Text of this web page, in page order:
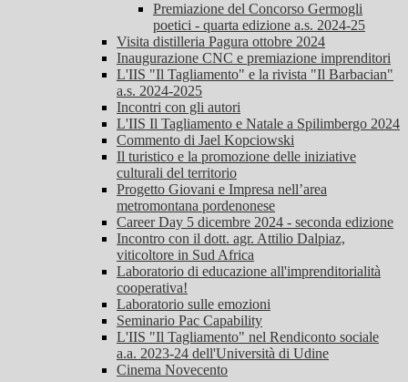
Premiazione del Concorso Germogli
poetici - quarta edizione a.s. 2024-25
Visita distilleria Pagura ottobre 2024
Inaugurazione CNC e premiazione imprenditori
L'IIS "Il Tagliamento" e la rivista "Il Barbacian"
a.s. 2024-2025
Incontri con gli autori
L'IIS Il Tagliamento e Natale a Spilimbergo 2024
Commento di Jael Kopciowski
Il turistico e la promozione delle iniziative
culturali del territorio
Progetto Giovani e Impresa nell’area
metromontana pordenonese
Career Day 5 dicembre 2024 - seconda edizione
Incontro con il dott. agr. Attilio Dalpiaz,
viticoltore in Sud Africa
Laboratorio di educazione all'imprenditorialità
cooperativa!
Laboratorio sulle emozioni
Seminario Pac Capability
L'IIS "Il Tagliamento" nel Rendiconto sociale
a.a. 2023-24 dell'Università di Udine
Cinema Novecento